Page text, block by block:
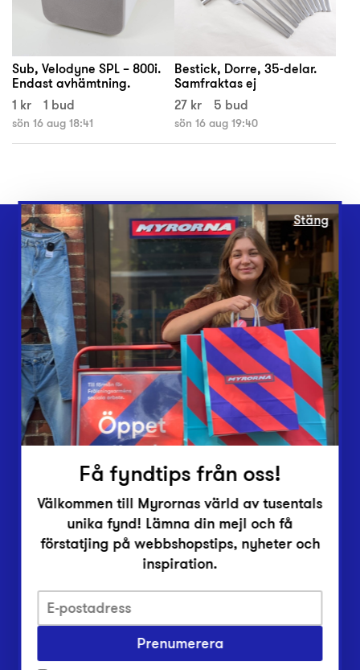
Sub, Velodyne SPL – 800i.
Endast avhämtning.
1 kr
1 bud
sön 16 aug 18:41
Bestick, Dorre, 35-delar.
Samfraktas ej
27 kr
5 bud
sön 16 aug 19:40
Webbshop
Butiker
Lämna in
Vårt överskott
Inlämningsplatser
Om Myrorna
Lediga jobb
Pressrum
Integritetsskyddspolicy
Har du frågor om onlineköp, leverans eller retur?
Stäng
Få fyndtips från oss!
Välkommen till Myrornas värld av tusentals
unika fynd! Lämna din mejl och få
förstatjing på webbshopstips, nyheter och
inspiration.
Prenumerera